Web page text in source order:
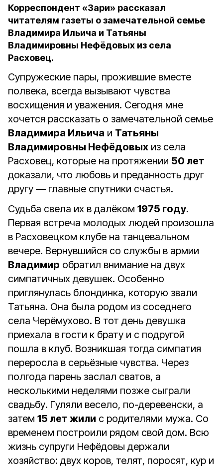
Корреспондент «Зари» рассказал
читателям газеты о замечательной семье
Владимира Ильича и Татьяны
Владимировны Нефёдовых из села
Расховец.
Супружеские пары, прожившие вместе
полвека, всегда вызывают чувства
восхищения и уважения. Сегодня мне
хочется рассказать о замечательной семье
Владимира Ильича и Татьяны
Владимировны Нефёдовых из села
Расховец, которые на протяжении 50 лет
доказали, что любовь и преданность друг
другу — главные спутники счастья.
Судьба свела их в далёком 1975 году.
Первая встреча молодых людей произошла
в Расховецком клубе на танцевальном
вечере. Вернувшийся со службы в армии
Владимир обратил внимание на двух
симпатичных девушек. Особенно
приглянулась блондинка, которую звали
Татьяна. Она была родом из соседнего
села Черёмухово. В тот день девушка
приехала в гости к брату и с подругой
пошла в клуб. Возникшая тогда симпатия
переросла в серьёзные чувства. Через
полгода парень заслал сватов, а
несколькими неделями позже сыграли
свадьбу. Гуляли весело, по-деревенски, а
затем 15 лет жили с родителями мужа. Со
временем построили рядом свой дом. Всю
жизнь супруги Нефёдовы держали
хозяйство: двух коров, телят, поросят, кур и